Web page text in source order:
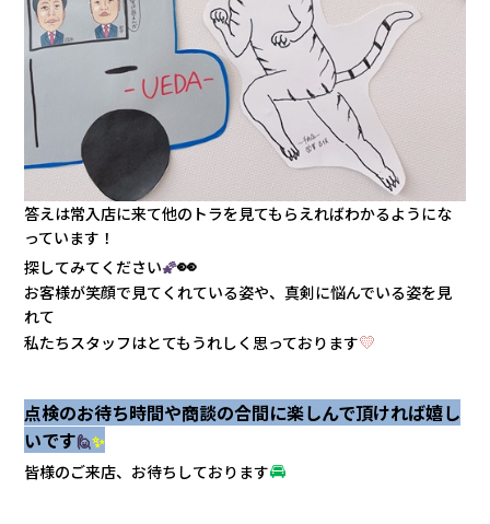
答えは常入店に来て他のトラを見てもらえればわかるようにな
っています！
探してみてください🌠👀
お客様が笑顔で見てくれている姿や、真剣に悩んでいる姿を見
れて
私たちスタッフはとてもうれしく思っております💛
点検のお待ち時間や商談の合間に楽しんで頂ければ嬉し
いです🙋✨
皆様のご来店、お待ちしております🚘